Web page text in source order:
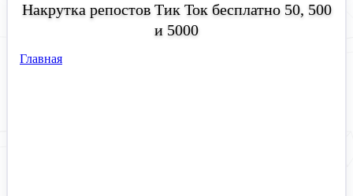
Накрутка репостов Тик Ток бесплатно 50, 500
и 5000
Главная